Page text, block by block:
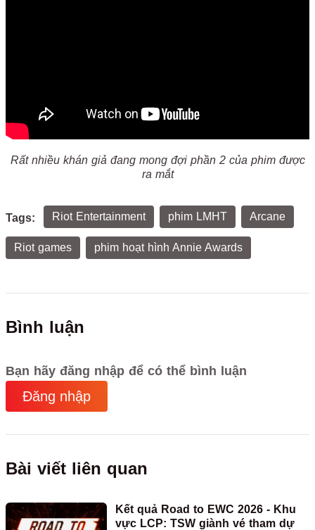
Rất nhiều khán giả đang mong đợi phần 2 của phim được
ra mắt
Tags: Riot Entertainment phim LMHT Arcane
Riot games phim hoạt hình Annie Awards
Bình luận
Bạn hãy đăng nhập để có thể bình luận
Đăng nhập
Bài viết liên quan
Kết quả Road to EWC 2026 - Khu
vực LCP: TSW giành vé tham dự